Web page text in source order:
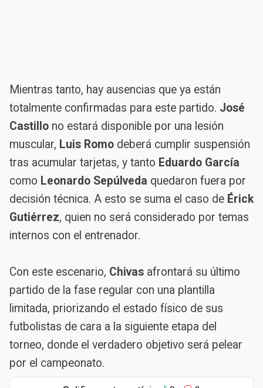
Mientras tanto, hay ausencias que ya están
totalmente confirmadas para este partido. José
Castillo no estará disponible por una lesión
muscular, Luis Romo deberá cumplir suspensión
tras acumular tarjetas, y tanto Eduardo García
como Leonardo Sepúlveda quedaron fuera por
decisión técnica. A esto se suma el caso de Érick
Gutiérrez, quien no será considerado por temas
internos con el entrenador.
Con este escenario, Chivas afrontará su último
partido de la fase regular con una plantilla
limitada, priorizando el estado físico de sus
futbolistas de cara a la siguiente etapa del
torneo, donde el verdadero objetivo será pelear
por el campeonato.